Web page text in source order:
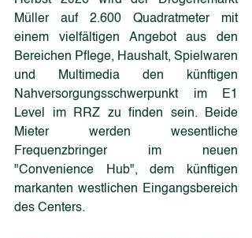
Müller auf 2.600 Quadratmeter mit
einem vielfältigen Angebot aus den
Bereichen Pflege, Haushalt, Spielwaren
und Multimedia den künftigen
Nahversorgungsschwerpunkt im E1
Level im RRZ zu finden sein. Beide
Mieter werden wesentliche
Frequenzbringer im neuen
"Convenience Hub", dem künftigen
markanten westlichen Eingangsbereich
des Centers.